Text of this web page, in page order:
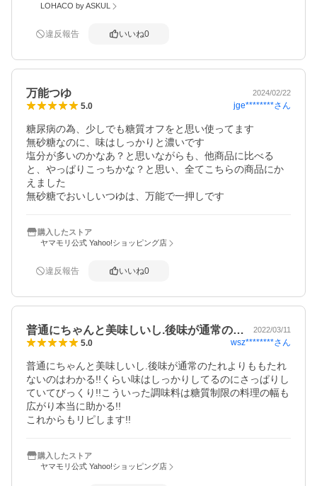
LOHACO by ASKUL
違反報告 いいね0
万能つゆ 2024/02/22
5.0 jge********さん
糖尿病の為、少しでも糖質オフをと思い使ってます
無砂糖なのに、味はしっかりと濃いです
塩分が多いのかなあ？と思いながらも、他商品に比べる
と、やっぱりこっちかな？と思い、全てこちらの商品にか
えました
無砂糖でおいしいつゆは、万能で一押しです
購入したストア
ヤマモリ公式 Yahoo!ショッピング店
違反報告 いいね0
普通にちゃんと美味しいし.後味が通常の… 2022/03/11
5.0 wsz********さん
普通にちゃんと美味しいし.後味が通常のたれよりももたれ
ないのはわかる!!くらい味はしっかりしてるのにさっぱりし
ていてびっくり!!こういった調味料は糖質制限の料理の幅も
広がり本当に助かる!!
これからもリピします!!
購入したストア
ヤマモリ公式 Yahoo!ショッピング店